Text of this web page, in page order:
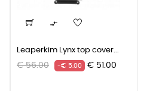

Leaperkim Lynx top cover...
Grunnpris
€ 56.00 -€ 5.00 Pris
€ 51.00